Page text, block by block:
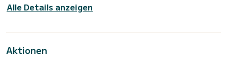
Alle Details anzeigen
Aktionen